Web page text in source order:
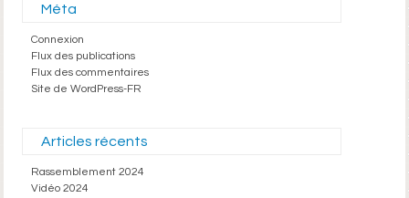
Méta
Connexion
Flux des publications
Flux des commentaires
Site de WordPress-FR
Articles récents
Rassemblement 2024
Vidéo 2024